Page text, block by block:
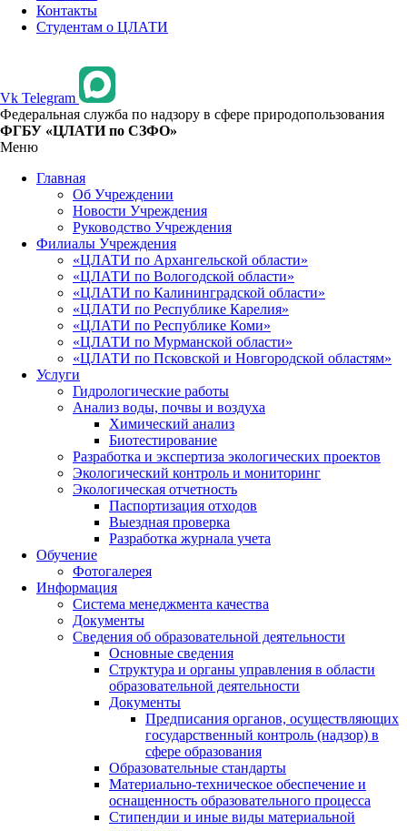
Контакты
Студентам о ЦЛАТИ
Vk Telegram
Федеральная служба по надзору в сфере природопользования
ФГБУ «ЦЛАТИ по СЗФО»
Меню
Главная
Об Учреждении
Новости Учреждения
Руководство Учреждения
Филиалы Учреждения
«ЦЛАТИ по Архангельской области»
«ЦЛАТИ по Вологодской области»
«ЦЛАТИ по Калининградской области»
«ЦЛАТИ по Республике Карелия»
«ЦЛАТИ по Республике Коми»
«ЦЛАТИ по Мурманской области»
«ЦЛАТИ по Псковской и Новгородской областям»
Услуги
Гидрологические работы
Анализ воды, почвы и воздуха
Химический анализ
Биотестирование
Разработка и экспертиза экологических проектов
Экологический контроль и мониторинг
Экологическая отчетность
Паспортизация отходов
Выездная проверка
Разработка журнала учета
Обучение
Фотогалерея
Информация
Система менеджмента качества
Документы
Сведения об образовательной деятельности
Основные сведения
Структура и органы управления в области
образовательной деятельности
Документы
Предписания органов, осуществляющих
государственный контроль (надзор) в
сфере образования
Образовательные стандарты
Материально-техническое обеспечение и
оснащенность образовательного процесса
Стипендии и иные виды материальной